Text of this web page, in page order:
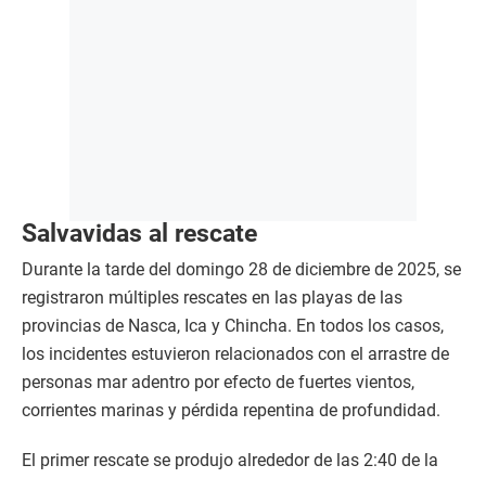
Salvavidas al rescate
Durante la tarde del domingo 28 de diciembre de 2025, se
registraron múltiples rescates en las playas de las
provincias de Nasca, Ica y Chincha. En todos los casos,
los incidentes estuvieron relacionados con el arrastre de
personas mar adentro por efecto de fuertes vientos,
corrientes marinas y pérdida repentina de profundidad.
El primer rescate se produjo alrededor de las 2:40 de la